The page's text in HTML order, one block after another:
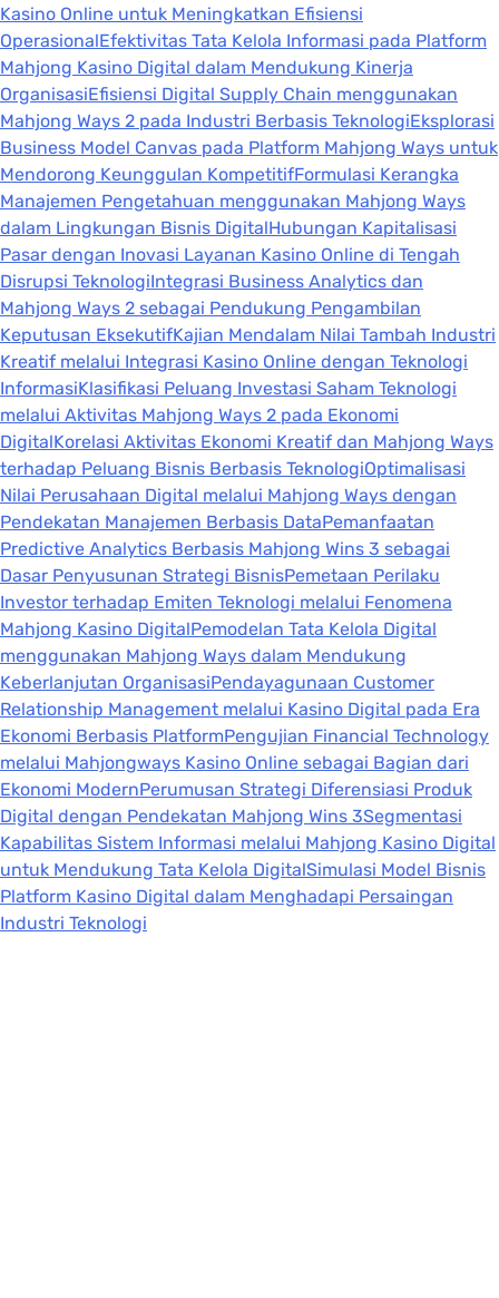
Kasino Online untuk Meningkatkan Efisiensi
OperasionalEfektivitas Tata Kelola Informasi pada Platform
Mahjong Kasino Digital dalam Mendukung Kinerja
OrganisasiEfisiensi Digital Supply Chain menggunakan
Mahjong Ways 2 pada Industri Berbasis TeknologiEksplorasi
Business Model Canvas pada Platform Mahjong Ways untuk
Mendorong Keunggulan KompetitifFormulasi Kerangka
Manajemen Pengetahuan menggunakan Mahjong Ways
dalam Lingkungan Bisnis DigitalHubungan Kapitalisasi
Pasar dengan Inovasi Layanan Kasino Online di Tengah
Disrupsi TeknologiIntegrasi Business Analytics dan
Mahjong Ways 2 sebagai Pendukung Pengambilan
Keputusan EksekutifKajian Mendalam Nilai Tambah Industri
Kreatif melalui Integrasi Kasino Online dengan Teknologi
InformasiKlasifikasi Peluang Investasi Saham Teknologi
melalui Aktivitas Mahjong Ways 2 pada Ekonomi
DigitalKorelasi Aktivitas Ekonomi Kreatif dan Mahjong Ways
terhadap Peluang Bisnis Berbasis TeknologiOptimalisasi
Nilai Perusahaan Digital melalui Mahjong Ways dengan
Pendekatan Manajemen Berbasis DataPemanfaatan
Predictive Analytics Berbasis Mahjong Wins 3 sebagai
Dasar Penyusunan Strategi BisnisPemetaan Perilaku
Investor terhadap Emiten Teknologi melalui Fenomena
Mahjong Kasino DigitalPemodelan Tata Kelola Digital
menggunakan Mahjong Ways dalam Mendukung
Keberlanjutan OrganisasiPendayagunaan Customer
Relationship Management melalui Kasino Digital pada Era
Ekonomi Berbasis PlatformPengujian Financial Technology
melalui Mahjongways Kasino Online sebagai Bagian dari
Ekonomi ModernPerumusan Strategi Diferensiasi Produk
Digital dengan Pendekatan Mahjong Wins 3Segmentasi
Kapabilitas Sistem Informasi melalui Mahjong Kasino Digital
untuk Mendukung Tata Kelola DigitalSimulasi Model Bisnis
Platform Kasino Digital dalam Menghadapi Persaingan
Industri Teknologi